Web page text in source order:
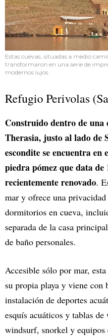
Estas cuevas, situadas a medio
transformaron en una serie de
modernos lujos.
Refugio Perivolas
Construido dentro de una
Therasia, justo al lado de
escondite se encuentra
piedra pómez que data de
recientemente renovado.
mar y ofrece una
dormitorios en cueva,
separada de la casa
de baño personales.
Accesible sólo por mar,
su propia playa y viene con
instalación de deportes
esquís acuáticos y tablas
windsurf, snorkel y equipos